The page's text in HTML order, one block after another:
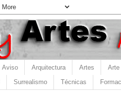
Aviso Arquitectura Artes Arte
Surrealismo Técnicas